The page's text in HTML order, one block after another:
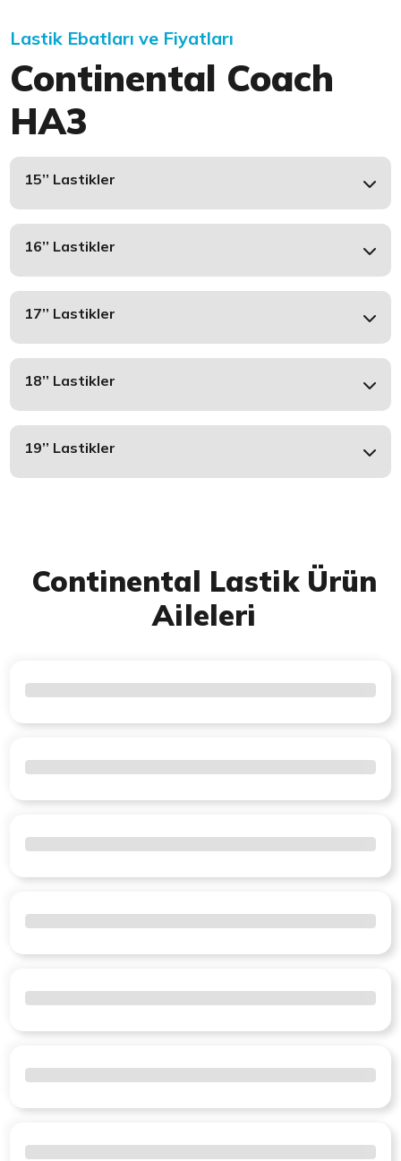
Lastik Ebatları ve Fiyatları
Continental Coach
HA3
15’’ Lastikler
16’’ Lastikler
17’’ Lastikler
18’’ Lastikler
19’’ Lastikler
Continental Lastik Ürün
Aileleri